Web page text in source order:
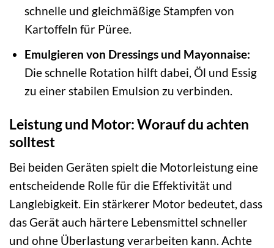
schnelle und gleichmäßige Stampfen von
Kartoffeln für Püree.
Emulgieren von Dressings und Mayonnaise:
Die schnelle Rotation hilft dabei, Öl und Essig
zu einer stabilen Emulsion zu verbinden.
Leistung und Motor: Worauf du achten
solltest
Bei beiden Geräten spielt die Motorleistung eine
entscheidende Rolle für die Effektivität und
Langlebigkeit. Ein stärkerer Motor bedeutet, dass
das Gerät auch härtere Lebensmittel schneller
und ohne Überlastung verarbeiten kann. Achte